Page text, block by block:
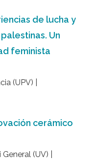
de lucha y
Un
feminista
(UPV) |
cerámico
(UV) |